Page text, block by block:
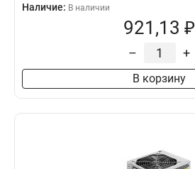
Наличие: В наличии
921,13 ₽
– +
В корзину